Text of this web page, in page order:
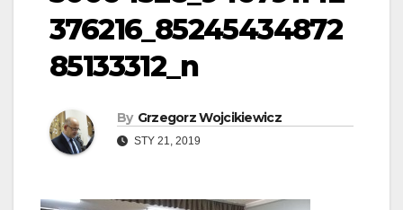
376216_85245434872
85133312_n
By Grzegorz Wojcikiewicz
STY 21, 2019